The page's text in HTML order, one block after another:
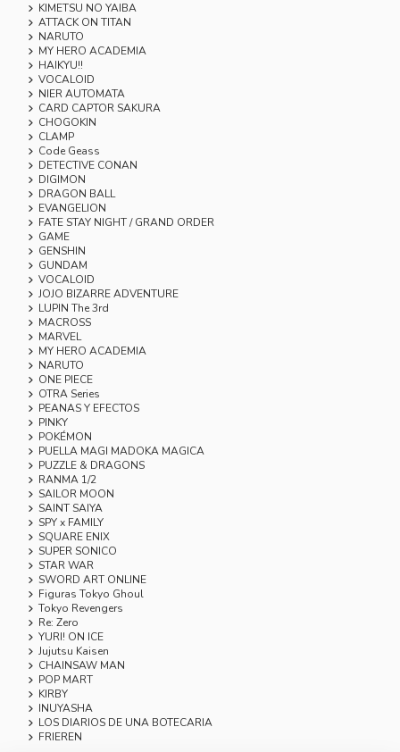
KIMETSU NO YAIBA
ATTACK ON TITAN
NARUTO
MY HERO ACADEMIA
HAIKYU!!
VOCALOID
NIER AUTOMATA
CARD CAPTOR SAKURA
CHOGOKIN
CLAMP
Code Geass
DETECTIVE CONAN
DIGIMON
DRAGON BALL
EVANGELION
FATE STAY NIGHT / GRAND ORDER
GAME
GENSHIN
GUNDAM
VOCALOID
JOJO BIZARRE ADVENTURE
LUPIN The 3rd
MACROSS
MARVEL
MY HERO ACADEMIA
NARUTO
ONE PIECE
OTRA Series
PEANAS Y EFECTOS
PINKY
POKÉMON
PUELLA MAGI MADOKA MAGICA
PUZZLE & DRAGONS
RANMA 1/2
SAILOR MOON
SAINT SAIYA
SPY x FAMILY
SQUARE ENIX
SUPER SONICO
STAR WAR
SWORD ART ONLINE
Figuras Tokyo Ghoul
Tokyo Revengers
Re: Zero
YURI! ON ICE
Jujutsu Kaisen
CHAINSAW MAN
POP MART
KIRBY
INUYASHA
LOS DIARIOS DE UNA BOTECARIA
FRIEREN